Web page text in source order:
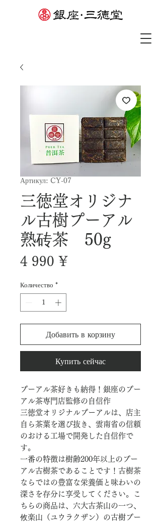
Артикул: CY-07
三徳堂オリジナ
ル古樹プーアル
熟砖茶 50g
4 990 ¥Цена
Количество *
Добавить в корзину
Купить сейчас
プーアル茶好きも納得！銀座のプー
アル茶専門店監修の自信作
三徳堂オリジナルプーアルは、店主
自ら茶葉を選び抜き、雲南省の信頼
のおける工場で開発した自信作で
す。
一番の特徴は樹齢200年以上のプー
アル古樹茶であることです！古樹茶
ならではの豊富な栄養価と味わいの
深さを存分に享受してください。こ
ちらの商品は、六大古茶山の一つ、
攸楽山（ユウラクザン）の古樹プー